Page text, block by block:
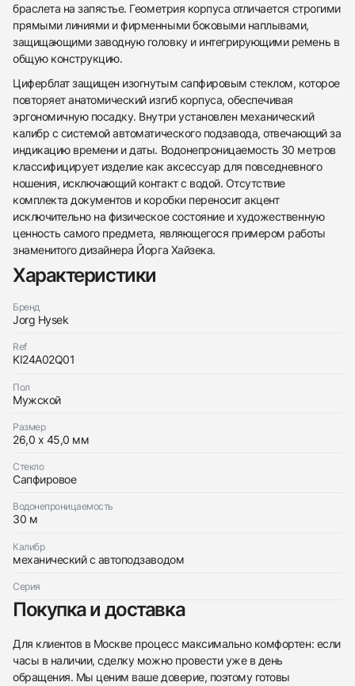
браслета на запястье. Геометрия корпуса отличается строгими
прямыми линиями и фирменными боковыми наплывами,
защищающими заводную головку и интегрирующими ремень в
общую конструкцию.
Циферблат защищен изогнутым сапфировым стеклом, которое
повторяет анатомический изгиб корпуса, обеспечивая
эргономичную посадку. Внутри установлен механический
калибр с системой автоматического подзавода, отвечающий за
индикацию времени и даты. Водонепроницаемость 30 метров
классифицирует изделие как аксессуар для повседневного
ношения, исключающий контакт с водой. Отсутствие
комплекта документов и коробки переносит акцент
исключительно на физическое состояние и художественную
ценность самого предмета, являющегося примером работы
знаменитого дизайнера Йорга Хайзека.
Характеристики
Бренд
Jorg Hysek
Ref
KI24A02Q01
Пол
Мужской
Размер
26,0 x 45,0 мм
Стекло
Сапфировое
Водонепроницаемость
30 м
Калибр
механический с автоподзаводом
Серия
Покупка и доставка
Для клиентов в Москве процесс максимально комфортен: если
часы в наличии, сделку можно провести уже в день
обращения. Мы ценим ваше доверие, поэтому готовы
Заказать эти часы
Оставьте ваши контактные данные и мы свяжемся
с вами
Jorg Hysek
Kilada
$4,150
Трейд-ин часов
Оставьте ваши контактные данные и мы свяжемся
с вами
Jorg Hysek
Kilada
Хорошее
$4,150